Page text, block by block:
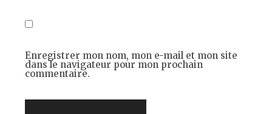
Enregistrer mon nom, mon e-mail et mon site
dans le navigateur pour mon prochain
commentaire.